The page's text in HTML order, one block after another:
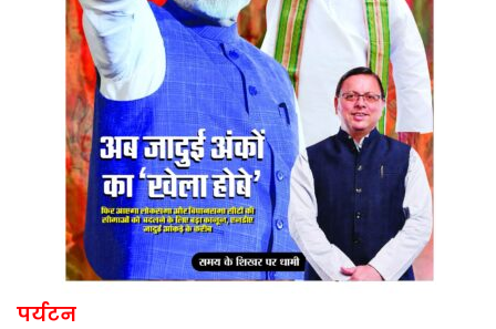
पर्यटन